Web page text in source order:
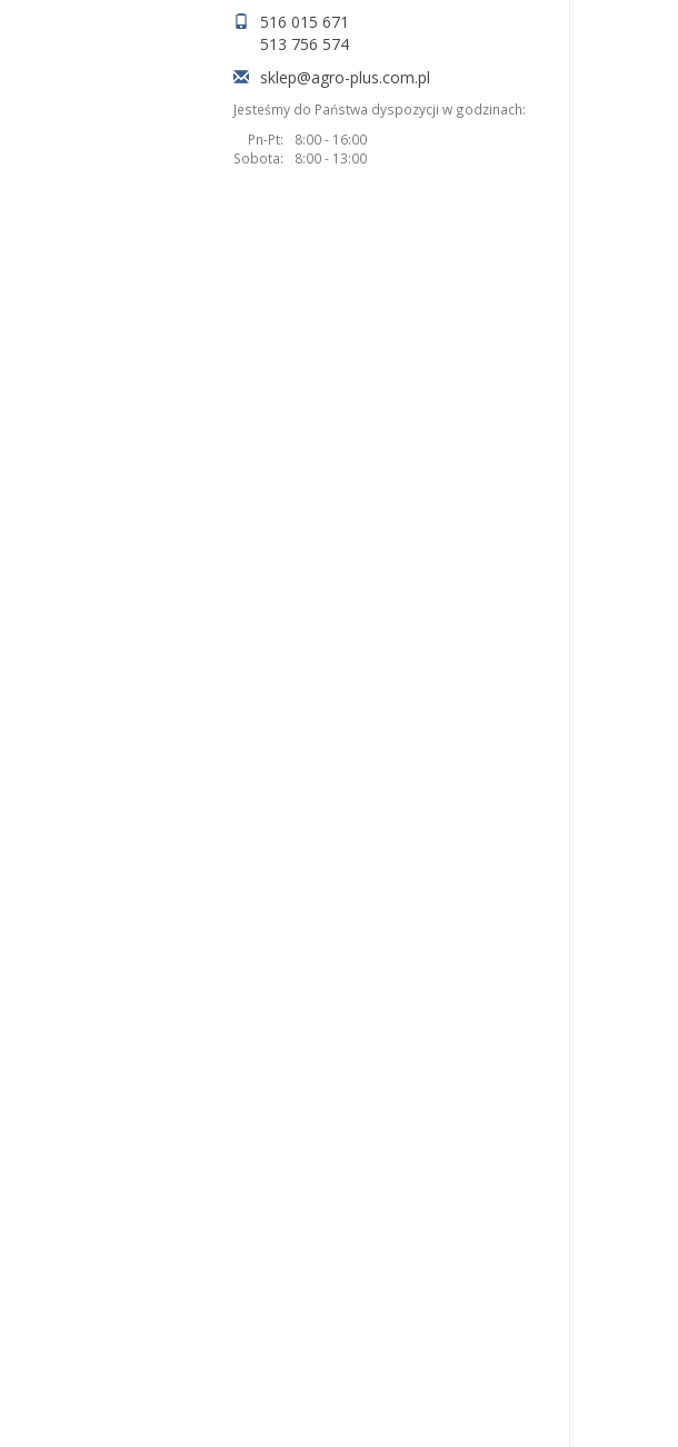
516 015 671
513 756 574
sklep@agro-plus.com.pl
Jesteśmy do Państwa dyspozycji w godzinach:
Pn-Pt:
Sobota:
8:00 - 16:00
8:00 - 13:00